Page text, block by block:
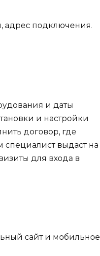
адрес подключения.
и даты
и настройки
договор, где
специалист выдаст на
для входа в
сайт и мобильное